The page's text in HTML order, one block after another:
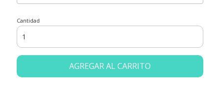
Cantidad
AGREGAR AL CARRITO